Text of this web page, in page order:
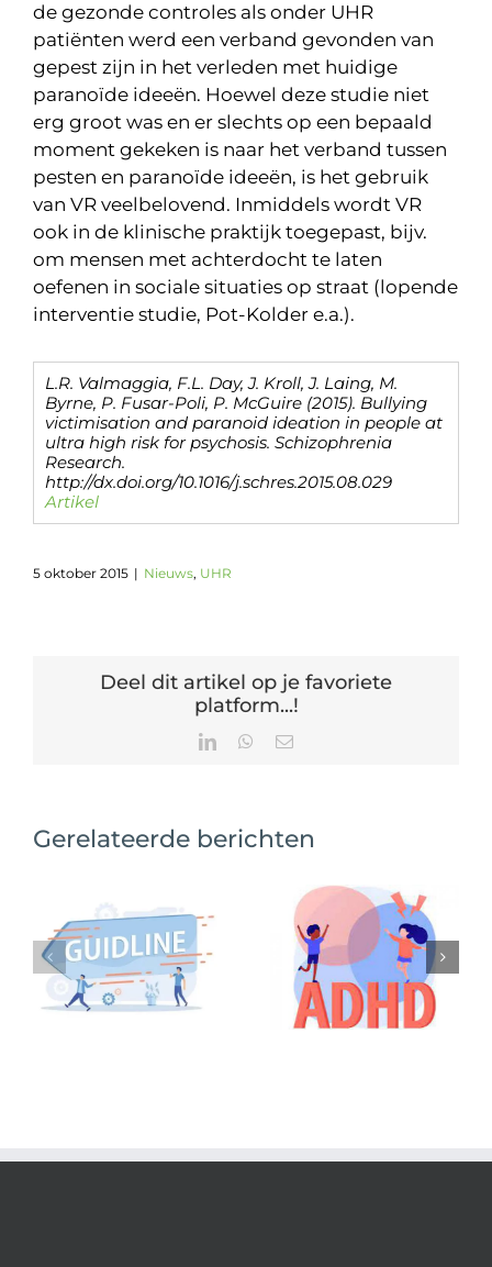
de gezonde controles als onder UHR
patiënten werd een verband gevonden van
gepest zijn in het verleden met huidige
paranoïde ideeën. Hoewel deze studie niet
erg groot was en er slechts op een bepaald
moment gekeken is naar het verband tussen
pesten en paranoïde ideeën, is het gebruik
van VR veelbelovend. Inmiddels wordt VR
ook in de klinische praktijk toegepast, bijv.
om mensen met achterdocht te laten
oefenen in sociale situaties op straat (lopende
interventie studie, Pot-Kolder e.a.).
L.R. Valmaggia, F.L. Day, J. Kroll, J. Laing, M.
Byrne, P. Fusar-Poli, P. McGuire (2015). Bullying
victimisation and paranoid ideation in people at
ultra high risk for psychosis. Schizophrenia
Research.
http://dx.doi.org/10.1016/j.schres.2015.08.029
Artikel
5 oktober 2015 | Nieuws, UHR
Deel dit artikel op je favoriete
platform...!
LinkedInWhatsApp
E-
Gerelateerde berichten